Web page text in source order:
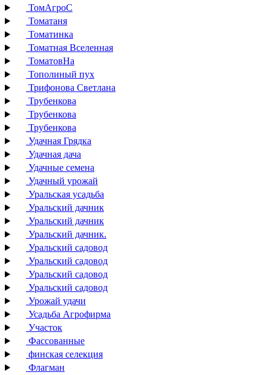
ТомАгроС
Томатаня
Томатинка
Томатная Вселенная
ТоматовНа
Тополиный пух
Трифонова Светлана
Трубенкова
Трубенкова
Трубенкова
Удачная Грядка
Удачная дача
Удачные семена
Удачный урожай
Уральская усадьба
Уральский дачник
Уральский дачник
Уральский дачник.
Уральский садовод
Уральский садовод
Уральский садовод
Уральский садовод
Урожай удачи
Усадьба Агрофирма
Участок
Фассованные
финская селекция
Флагман